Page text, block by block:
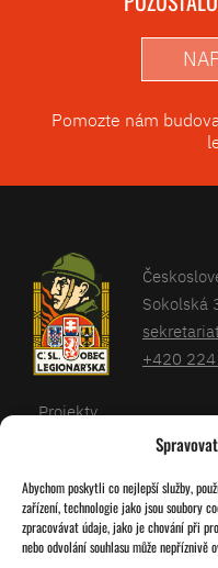
Abychom poskytli co nejlepší služby,
zařízení, technologie jako jsou soubory
zpracovávat údaje, jako je chování při
nebo odvolání souhlasu může
Pomozte nám
Sokolská
+420
Projekty
Kalendář
O nás